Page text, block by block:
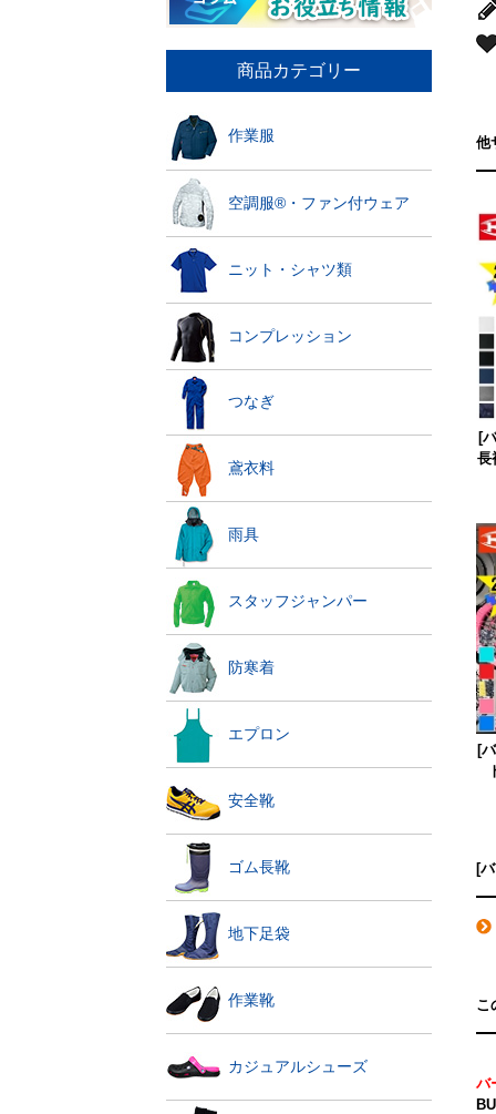
商品カテゴリー
作業服
空調服®・ファン付ウェア
ニット・シャツ類
コンプレッション
つなぎ
鳶衣料
雨具
スタッフジャンパー
防寒着
エプロン
安全靴
ゴム長靴
地下足袋
作業靴
カジュアルシューズ
他
[
長
[
[
こ
バ